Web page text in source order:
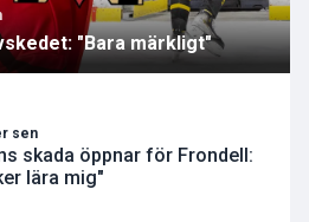
"Bara märkligt"
sen
skada öppnar för Frondell:
lära mig"